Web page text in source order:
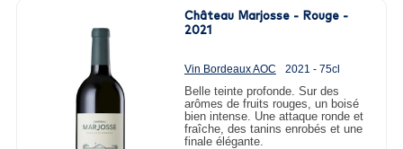
Château Marjosse - Rouge -
2021
Vin Bordeaux AOC 2021 - 75cl
Belle teinte profonde. Sur des
arômes de fruits rouges, un boisé
bien intense. Une attaque ronde et
fraîche, des tanins enrobés et une
finale élégante.